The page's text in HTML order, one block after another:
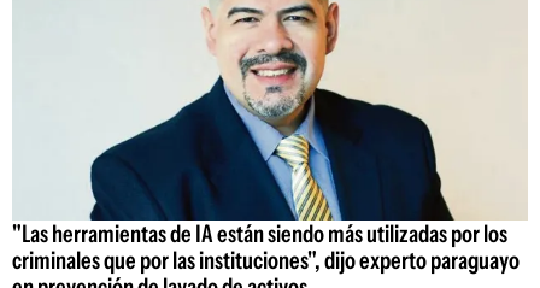
"Las herramientas de IA están siendo más utilizadas por los
criminales que por las instituciones", dijo experto paraguayo